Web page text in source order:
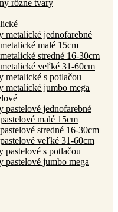
rôzne tvary
metalické jednofarebné
metalické malé 15cm
metalické stredné 16-30cm
metalické veľké 31-60cm
metalické s potlačou
metalické jumbo mega
pastelové jednofarebné
pastelové malé 15cm
pastelové stredné 16-30cm
pastelové veľké 31-60cm
pastelové s potlačou
pastelové jumbo mega